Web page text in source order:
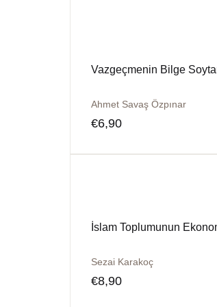
Vazgeçmenin Bilge
Ahmet Savaş Özpınar
€6,90
İslam Toplumunun
Sezai Karakoç
€8,90